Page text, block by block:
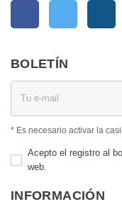
Facebook Twitter
BOLETÍN
* Es necesario activar la
Acepto el registro al
web.
INFORMACIÓN